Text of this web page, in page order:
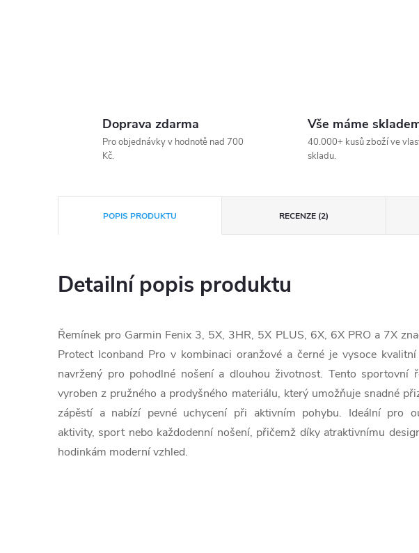
Doprava zdarma
Pro objednávky v hodnotě nad 700
Kč.
Vše máme
40.000+ kusů zboží ve
skladu.
POPIS PRODUKTU RECENZE (2)
Detailní popis produktu
Řemínek pro Garmin Fenix 3, 5X, 3HR, 5X PLUS, 6X, 6X PRO a 7X
Protect Iconband Pro v kombinaci oranžové a černé je vysoce
navržený pro pohodlné nošení a dlouhou životnost. Tento sportovní
vyroben z pružného a prodyšného materiálu, který umožňuje snadné
zápěstí a nabízí pevné uchycení při aktivním pohybu. Ideální pro
aktivity, sport nebo každodenní nošení, přičemž díky atraktivnímu
hodinkám moderní vzhled.